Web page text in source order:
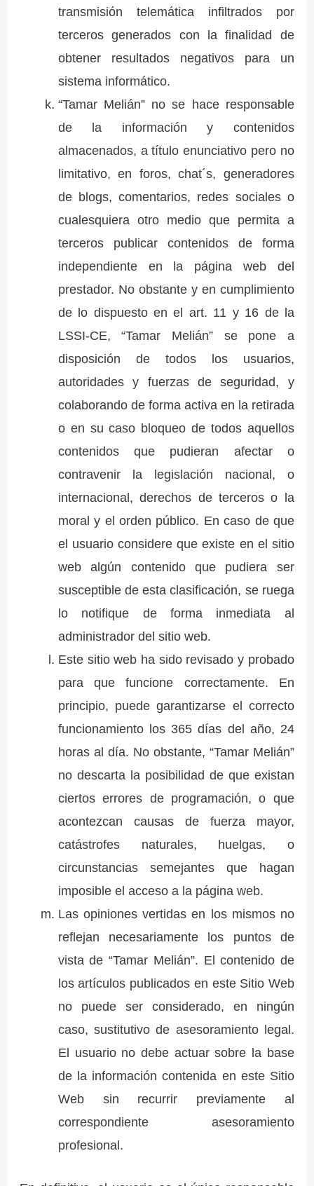
transmisión telemática infiltrados por
terceros generados con la finalidad de
obtener resultados negativos para un
sistema informático.
“Tamar Melián” no se hace responsable
de la información y contenidos
almacenados, a título enunciativo pero no
limitativo, en foros, chat´s, generadores
de blogs, comentarios, redes sociales o
cualesquiera otro medio que permita a
terceros publicar contenidos de forma
independiente en la página web del
prestador. No obstante y en cumplimiento
de lo dispuesto en el art. 11 y 16 de la
LSSI-CE, “Tamar Melián” se pone a
disposición de todos los usuarios,
autoridades y fuerzas de seguridad, y
colaborando de forma activa en la retirada
o en su caso bloqueo de todos aquellos
contenidos que pudieran afectar o
contravenir la legislación nacional, o
internacional, derechos de terceros o la
moral y el orden público. En caso de que
el usuario considere que existe en el sitio
web algún contenido que pudiera ser
susceptible de esta clasificación, se ruega
lo notifique de forma inmediata al
administrador del sitio web.
Este sitio web ha sido revisado y probado
para que funcione correctamente. En
principio, puede garantizarse el correcto
funcionamiento los 365 días del año, 24
horas al día. No obstante, “Tamar Melián”
no descarta la posibilidad de que existan
ciertos errores de programación, o que
acontezcan causas de fuerza mayor,
catástrofes naturales, huelgas, o
circunstancias semejantes que hagan
imposible el acceso a la página web.
Las opiniones vertidas en los mismos no
reflejan necesariamente los puntos de
vista de “Tamar Melián”. El contenido de
los artículos publicados en este Sitio Web
no puede ser considerado, en ningún
caso, sustitutivo de asesoramiento legal.
El usuario no debe actuar sobre la base
de la información contenida en este Sitio
Web sin recurrir previamente al
correspondiente asesoramiento
profesional.